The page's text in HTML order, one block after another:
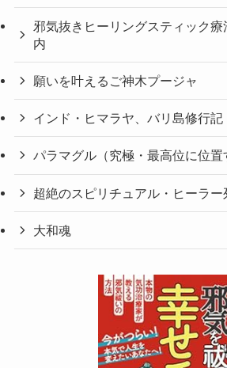
邪気抜きヒーリングスティック
内
願いを叶えるご神木プージャ
インド・ヒマラヤ、バリ島修行記
パラマグル（究極・最高位に位
超絶のスピリチュアル・ヒーラー
大和魂